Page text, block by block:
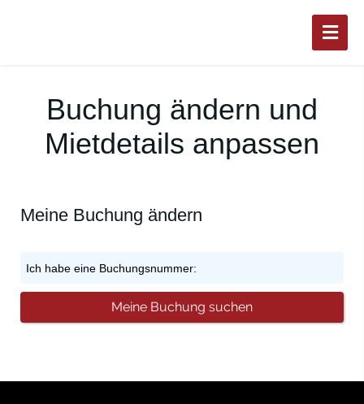
Buchung ändern und
Mietdetails anpassen
Meine Buchung ändern